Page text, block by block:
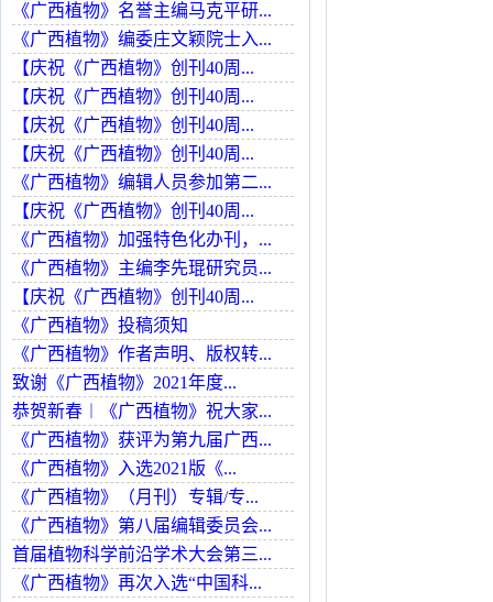
《广西植物》名誉主编马克平研...
《广西植物》编委庄文颖院士入...
【庆祝《广西植物》创刊40周...
【庆祝《广西植物》创刊40周...
【庆祝《广西植物》创刊40周...
【庆祝《广西植物》创刊40周...
《广西植物》编辑人员参加第二...
【庆祝《广西植物》创刊40周...
《广西植物》加强特色化办刊，...
《广西植物》主编李先琨研究员...
【庆祝《广西植物》创刊40周...
《广西植物》投稿须知
《广西植物》作者声明、版权转...
致谢《广西植物》2021年度...
恭贺新春︱《广西植物》祝大家...
《广西植物》获评为第九届广西...
《广西植物》入选2021版《...
《广西植物》（月刊）专辑/专...
《广西植物》第八届编辑委员会...
首届植物科学前沿学术大会第三...
《广西植物》再次入选“中国科...